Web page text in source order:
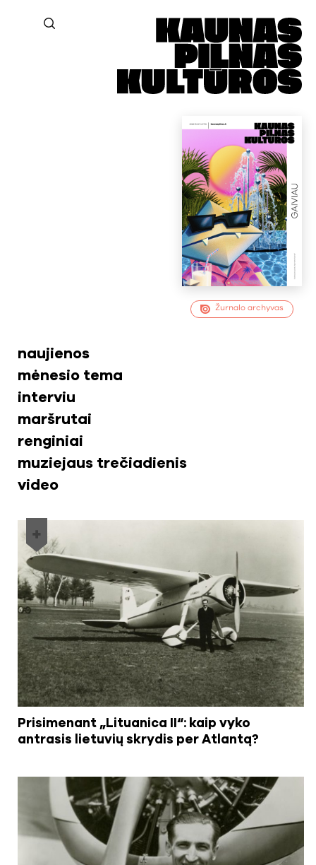
Žurnalo archyvas
Prisimenant „Lituanica II“: kaip vyko
antrasis lietuvių skrydis per Atlantą?
naujienos
mėnesio tema
interviu
maršrutai
renginiai
muziejaus trečiadienis
video